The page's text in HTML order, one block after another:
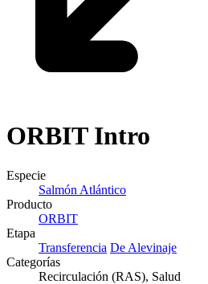
ORBIT Intro
Especie
Salmón Atlántico
Producto
ORBIT
Etapa
Transferencia De Alevinaje
Categorías
Recirculación (RAS), Salud